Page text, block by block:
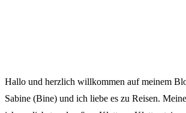
Hallo und herzlich willkommen auf meinem
Sabine (Bine) und ich liebe es zu Reisen.